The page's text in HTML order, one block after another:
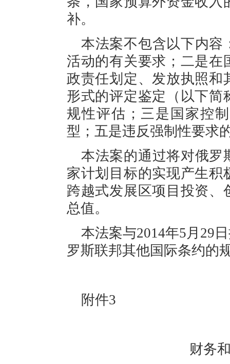
补。
本法案不包含以下内容
活动的有关要求；二是在
政责任划定、发放执照和
形式的评定鉴定（以下简
规性评估；三是国家控
型；五是违反强制性要求
本法案的通过将对俄罗
家计划目标的实现产生
跨越式发展区项目投资、
总值。
本法案与2014年5月29
罗斯联邦其他国际条约的
附件3
财务